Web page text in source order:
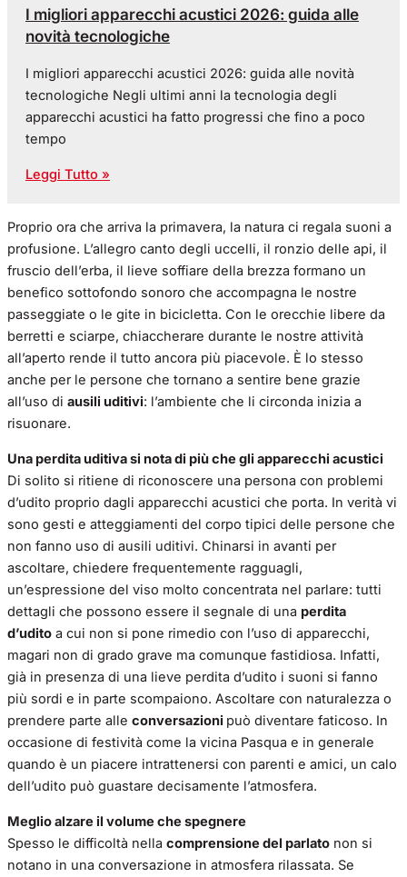
I migliori apparecchi acustici 2026: guida alle
novità tecnologiche
I migliori apparecchi acustici 2026: guida alle novità
tecnologiche Negli ultimi anni la tecnologia degli
apparecchi acustici ha fatto progressi che fino a poco
tempo
Leggi Tutto »
Proprio ora che arriva la primavera, la natura ci regala suoni a
profusione. L’allegro canto degli uccelli, il ronzio delle api, il
fruscio dell’erba, il lieve soffiare della brezza formano un
benefico sottofondo sonoro che accompagna le nostre
passeggiate o le gite in bicicletta. Con le orecchie libere da
berretti e sciarpe, chiaccherare durante le nostre attività
all’aperto rende il tutto ancora più piacevole. È lo stesso
anche per le persone che tornano a sentire bene grazie
all’uso di ausili uditivi: l’ambiente che li circonda inizia a
risuonare.
Una perdita uditiva si nota di più che gli apparecchi acustici
Di solito si ritiene di riconoscere una persona con problemi
d’udito proprio dagli apparecchi acustici che porta. In verità vi
sono gesti e atteggiamenti del corpo tipici delle persone che
non fanno uso di ausili uditivi. Chinarsi in avanti per
ascoltare, chiedere frequentemente ragguagli,
un’espressione del viso molto concentrata nel parlare: tutti
dettagli che possono essere il segnale di una perdita
d’udito a cui non si pone rimedio con l’uso di apparecchi,
magari non di grado grave ma comunque fastidiosa. Infatti,
già in presenza di una lieve perdita d’udito i suoni si fanno
più sordi e in parte scompaiono. Ascoltare con naturalezza o
prendere parte alle conversazioni può diventare faticoso. In
occasione di festività come la vicina Pasqua e in generale
quando è un piacere intrattenersi con parenti e amici, un calo
dell’udito può guastare decisamente l’atmosfera.
Meglio alzare il volume che spegnere
Spesso le difficoltà nella comprensione del parlato non si
notano in una conversazione in atmosfera rilassata. Se